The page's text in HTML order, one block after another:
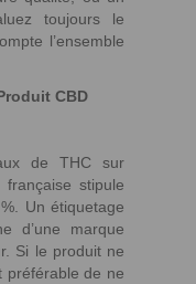
toujours le
l’ensemble
CBD
de THC sur
stipule
Un étiquetage
d’une marque
Si le produit ne
préférable de ne